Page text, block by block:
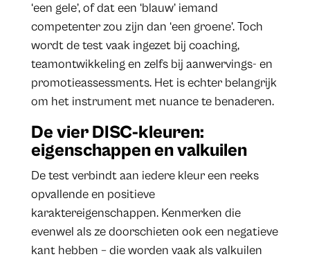
‘een gele’, of dat een ‘blauw’ iemand
competenter zou zijn dan ‘een groene’. Toch
wordt de test vaak ingezet bij coaching,
teamontwikkeling en zelfs bij aanwervings- en
promotieassessments. Het is echter belangrijk
om het instrument met nuance te benaderen.
De vier DISC-kleuren:
eigenschappen en valkuilen
De test verbindt aan iedere kleur een reeks
opvallende en positieve
karaktereigenschappen. Kenmerken die
evenwel als ze doorschieten ook een negatieve
kant hebben – die worden vaak als valkuilen